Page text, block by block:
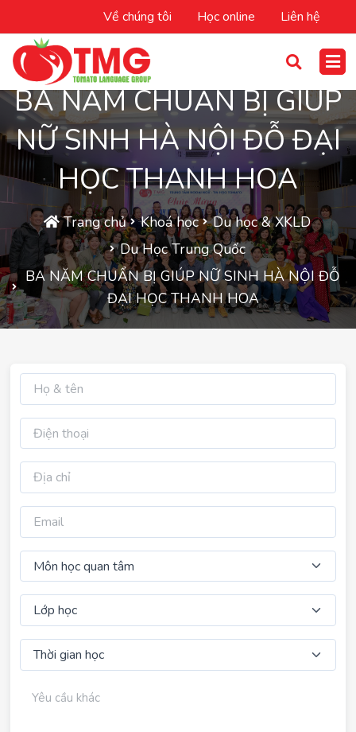
Về chúng tôi Học online Liên hệ
BA NĂM CHUẨN BỊ GIÚP
NỮ SINH HÀ NỘI ĐỖ ĐẠI
HỌC THANH HOA
Trang chủ Khoá học
Du học & XKLD
Du Học Trung Quốc
BA NĂM CHUẨN BỊ GIÚP NỮ SINH HÀ NỘI ĐỖ
ĐẠI HỌC THANH HOA